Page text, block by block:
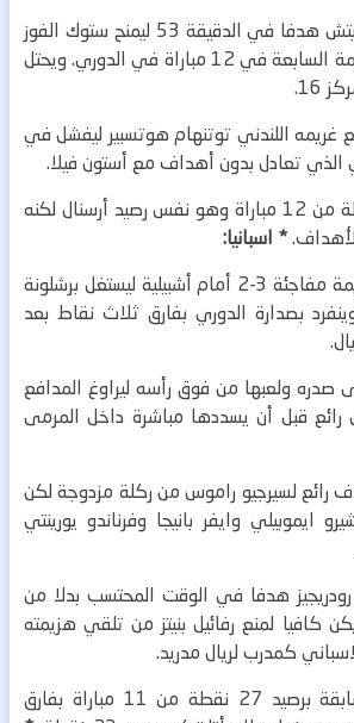
وسجل ماركو أرنوتوفيتش هدفا في الدقيقة 53 ليمنح ستوك الفوز
ويلحق بتشيلسي الهزيمة السابعة في 12 مباراة في الدوري. ويحتل
16.
أرسنال 1-1 مع غريمه اللندني توتنهام هوتسبير ليفشل في
تعادل بدون أهداف مع أستون فيلا.
ويملك سيتي 26 نقطة من 12 مباراة وهو نفس رصيد أرسنال لكنه
* اسبانيا:
تعرض ريال مدريد لهزيمة مفاجئة 3-2 أمام أشبيلية ليستغل برشلونة
بصدارة الدوري بفارق ثلاث نقاط بعد
صدره ولعبها من فوق رأسه ليراوغ المدافع
قبل أن يسددها مباشرة داخل المرمى
رائع لسيرجيو راموس من ركلة مزدوجة لكن
ايموبيلي وايفر بانيجا وفرناندو يورينتي
هدفا في الوقت المحتسب بدلا من
كافيا لمنع رفائيل بنيتز من تلقي هزيمته
كمدرب لريال مدريد.
ويتصدر برشلونة المسابقة برصيد 27 نقطة من 11 مباراة بفارق